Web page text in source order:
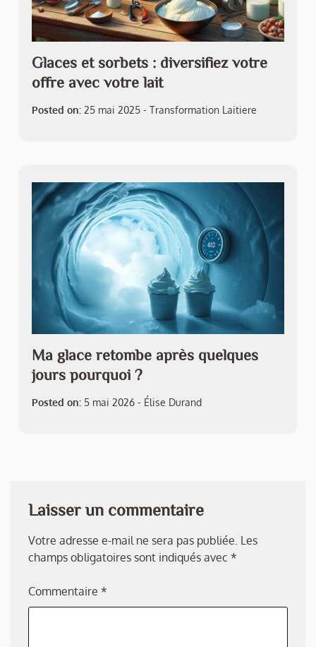
Glaces et sorbets : diversifiez votre
offre avec votre lait
Posted on: 25 mai 2025 - Transformation Laitiere
Ma glace retombe après quelques
jours pourquoi ?
Posted on: 5 mai 2026 - Élise Durand
Laisser un commentaire
Votre adresse e-mail ne sera pas publiée. Les
champs obligatoires sont indiqués avec *
Commentaire *